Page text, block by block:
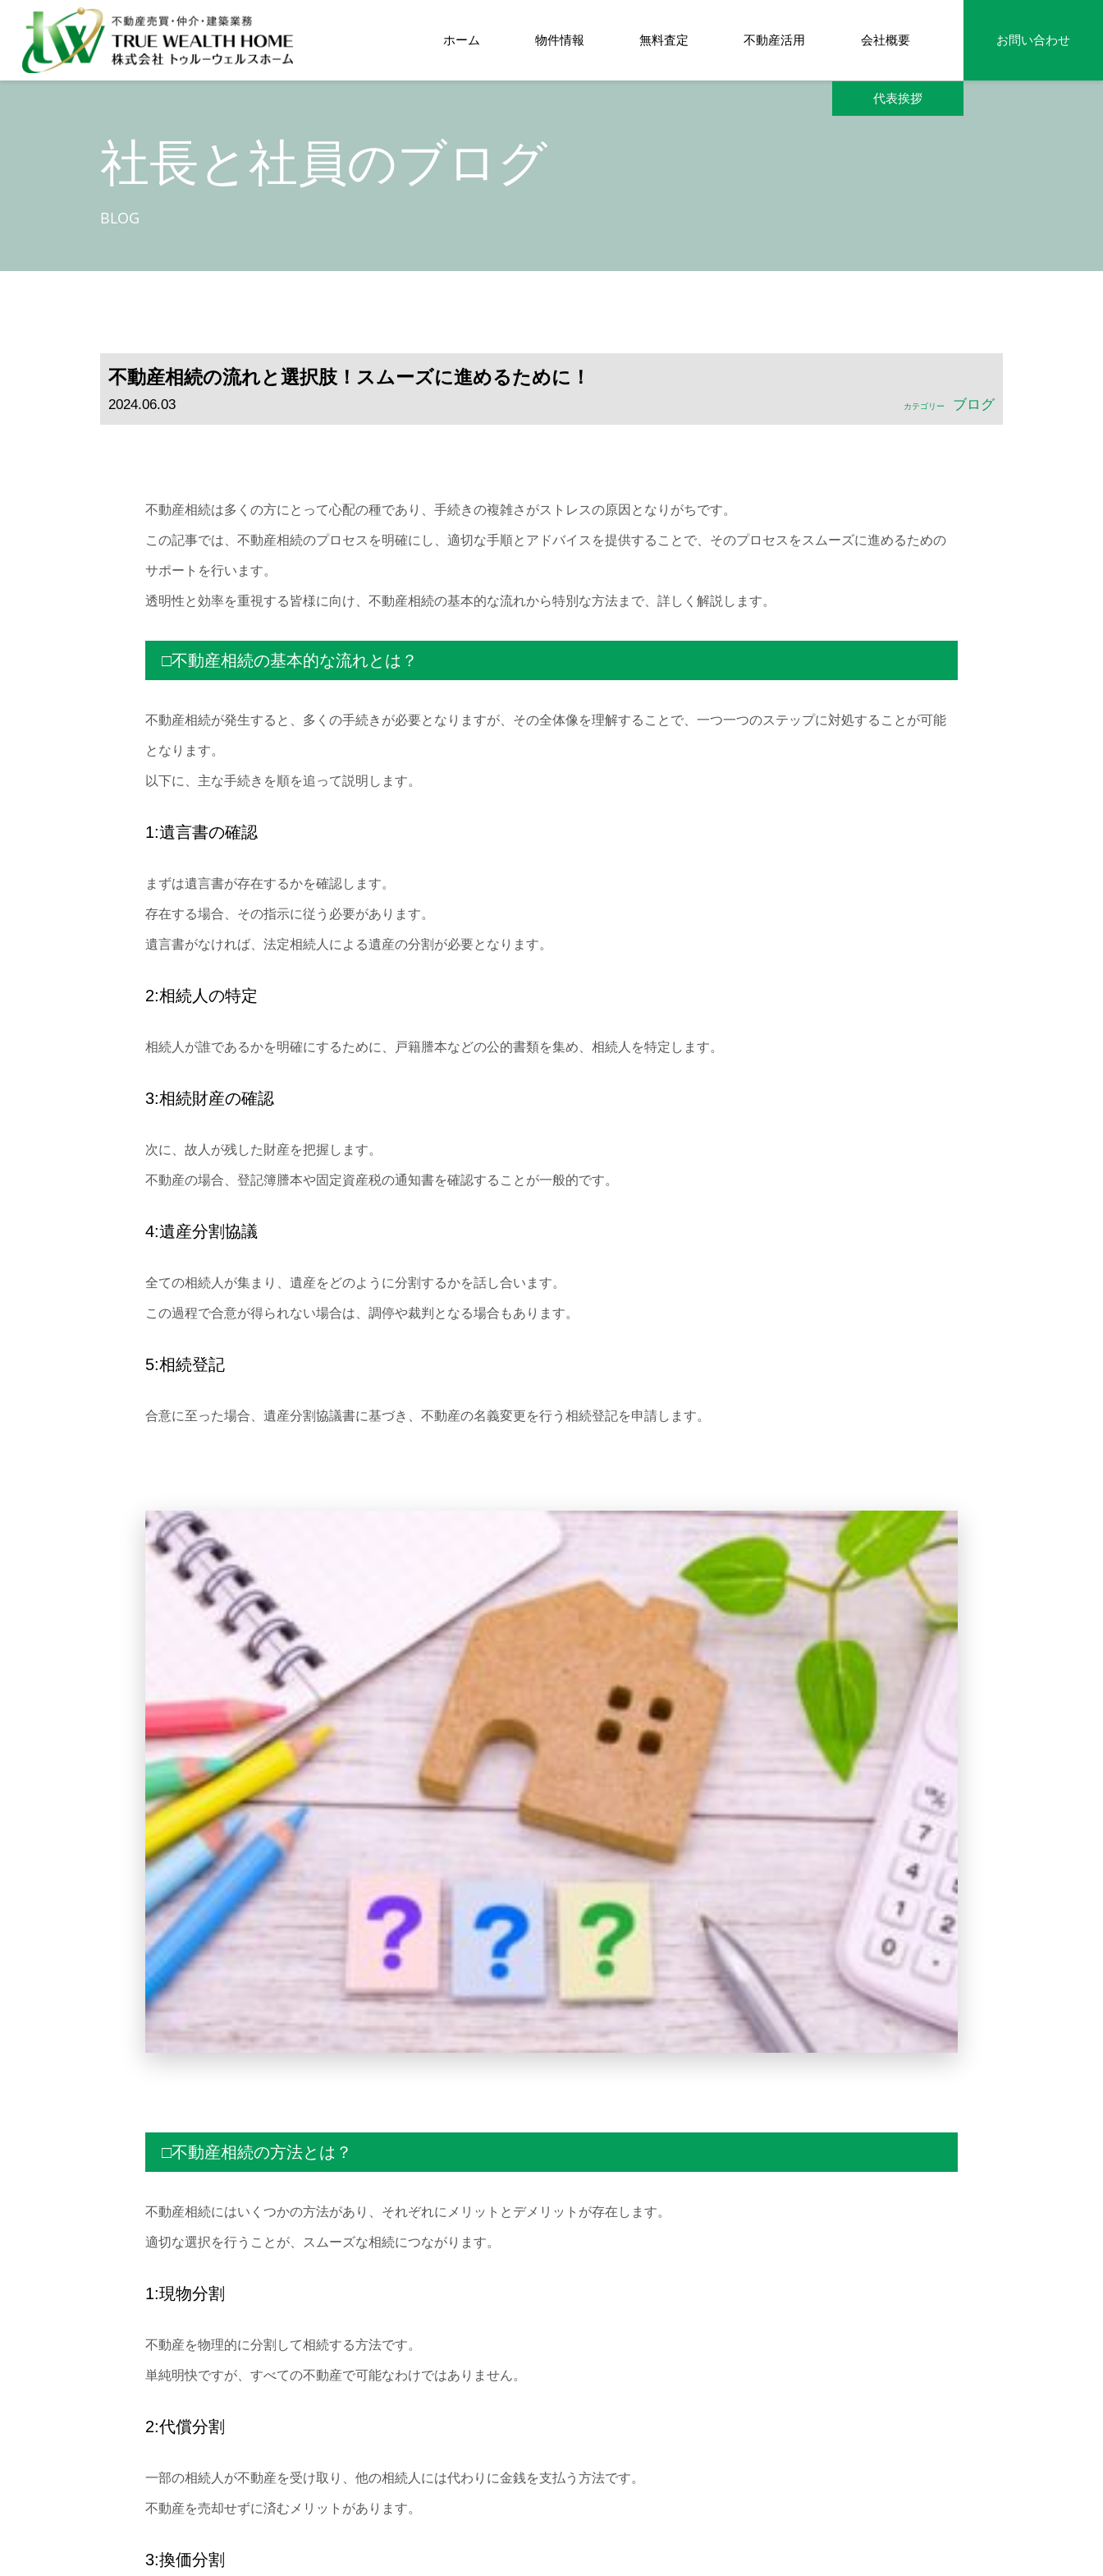
ホーム 物件情報 無料査定 不動産活用 会社概要 お問い合わせ
代表挨拶
社長と社員のブログ
BLOG
不動産相続の流れと選択肢！スムーズに進めるために！
2024.06.03 ブログ
不動産相続は多くの方にとって心配の種であり、手続きの複雑さがストレスの原因となりがちです。
この記事では、不動産相続のプロセスを明確にし、適切な手順とアドバイスを提供することで、そのプロセスをスムーズに進めるための
サポートを行います。
透明性と効率を重視する皆様に向け、不動産相続の基本的な流れから特別な方法まで、詳しく解説します。
□不動産相続の基本的な流れとは？
不動産相続が発生すると、多くの手続きが必要となりますが、その全体像を理解することで、一つ一つのステップに対処することが可能
となります。
以下に、主な手続きを順を追って説明します。
1:遺言書の確認
まずは遺言書が存在するかを確認します。
存在する場合、その指示に従う必要があります。
遺言書がなければ、法定相続人による遺産の分割が必要となります。
2:相続人の特定
相続人が誰であるかを明確にするために、戸籍謄本などの公的書類を集め、相続人を特定します。
3:相続財産の確認
次に、故人が残した財産を把握します。
不動産の場合、登記簿謄本や固定資産税の通知書を確認することが一般的です。
4:遺産分割協議
全ての相続人が集まり、遺産をどのように分割するかを話し合います。
この過程で合意が得られない場合は、調停や裁判となる場合もあります。
5:相続登記
合意に至った場合、遺産分割協議書に基づき、不動産の名義変更を行う相続登記を申請します。
□不動産相続の方法とは？
不動産相続にはいくつかの方法があり、それぞれにメリットとデメリットが存在します。
適切な選択を行うことが、スムーズな相続につながります。
1:現物分割
不動産を物理的に分割して相続する方法です。
単純明快ですが、すべての不動産で可能なわけではありません。
2:代償分割
一部の相続人が不動産を受け取り、他の相続人には代わりに金銭を支払う方法です。
不動産を売却せずに済むメリットがあります。
3:換価分割